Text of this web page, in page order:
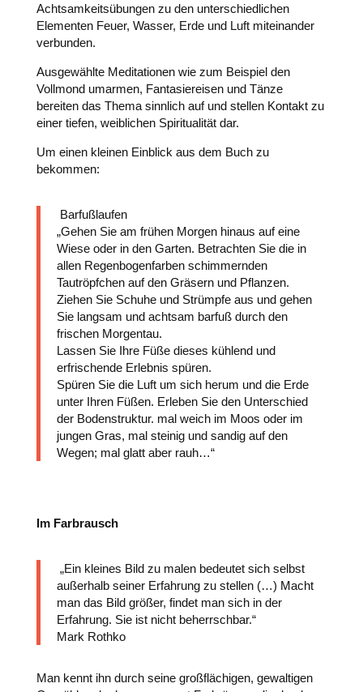
Achtsamkeitsübungen zu den unterschiedlichen
Elementen Feuer, Wasser, Erde und Luft miteinander
verbunden.
Ausgewählte Meditationen wie zum Beispiel den
Vollmond umarmen, Fantasiereisen und Tänze
bereiten das Thema sinnlich auf und stellen Kontakt zu
einer tiefen, weiblichen Spiritualität dar.
Um einen kleinen Einblick aus dem Buch zu
bekommen:
Barfußlaufen
„Gehen Sie am frühen Morgen hinaus auf eine
Wiese oder in den Garten. Betrachten Sie die in
allen Regenbogenfarben schimmernden
Tautröpfchen auf den Gräsern und Pflanzen.
Ziehen Sie Schuhe und Strümpfe aus und gehen
Sie langsam und achtsam barfuß durch den
frischen Morgentau.
Lassen Sie Ihre Füße dieses kühlend und
erfrischende Erlebnis spüren.
Spüren Sie die Luft um sich herum und die Erde
unter Ihren Füßen. Erleben Sie den Unterschied
der Bodenstruktur. mal weich im Moos oder im
jungen Gras, mal steinig und sandig auf den
Wegen; mal glatt aber rauh…“
Im Farbrausch
„Ein kleines Bild zu malen bedeutet sich selbst
außerhalb seiner Erfahrung zu stellen (…) Macht
man das Bild größer, findet man sich in der
Erfahrung. Sie ist nicht beherrschbar.“
Mark Rothko
Man kennt ihn durch seine großflächigen, gewaltigen